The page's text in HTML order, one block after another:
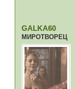
GALKA60
МИРОТВОРЕЦ